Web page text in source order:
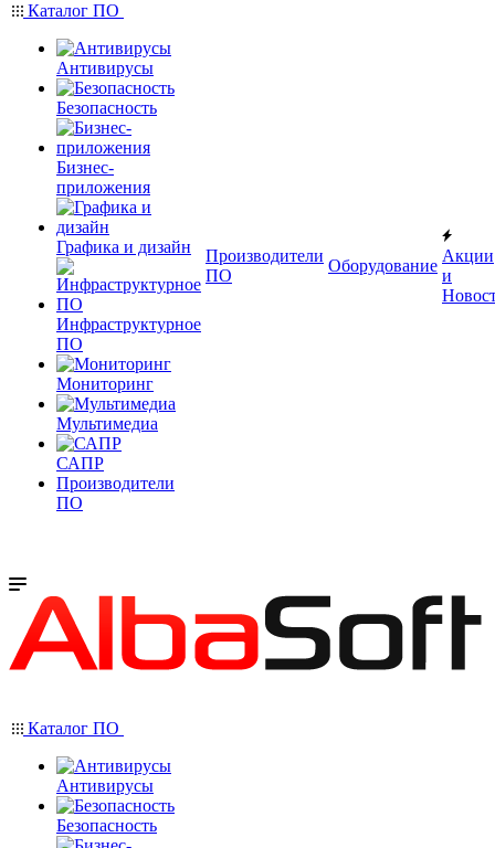
Каталог ПО
Антивирусы
Безопасность
Бизнес-
приложения
Графика и дизайн
Инфраструктурное
ПО
Мониторинг
Мультимедиа
САПР
Производители
ПО
Производители
ПО
Оборудование
Акции
и
Каталог ПО
Антивирусы
Безопасность